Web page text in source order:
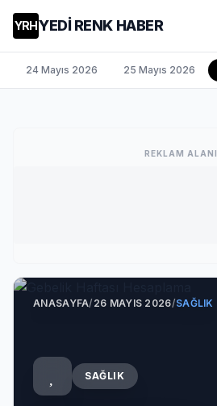
YRHYEDİ RENK HABER
24 Mayıs 2026 25 Mayıs 2026
REKLAM ALANI
ANASAYFA/26 MAYIS 2026/SAĞLIK
SAĞLIK